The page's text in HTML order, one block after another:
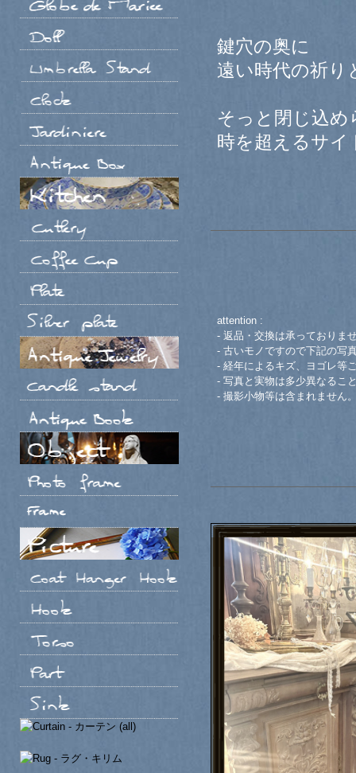
鍵穴の奥に
遠い時代の祈り
そっと閉じ込
時を超えるサイ
attention :
- 返品・交換は承っておりま
- 古いモノですので下記の写
- 経年によるキズ、ヨゴレ等
- 写真と実物は多少異なるこ
- 撮影小物等は含まれません